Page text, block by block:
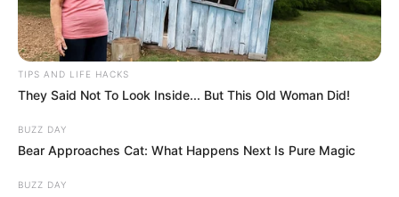
TIPS AND LIFE HACKS
They Said Not To Look Inside... But This Old Woman Did!
BUZZ DAY
Bear Approaches Cat: What Happens Next Is Pure Magic
BUZZ DAY